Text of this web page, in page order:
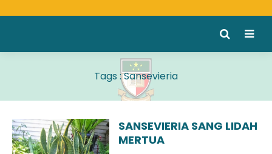
Tags : Sansevieria
SANSEVIERIA SANG LIDAH
MERTUA